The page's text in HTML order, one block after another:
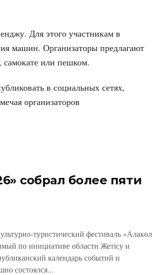
Для этого участникам в
машин. Организаторы предлагают
самокате или пешком.
в социальных сетях,
организаторов
собрал более пяти
туристический фестиваль «Алакөл
по инициативе области Жетісу и
календарь событий и
состоялся...